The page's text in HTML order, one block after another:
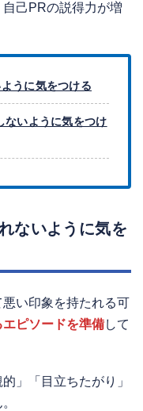
己PRの説得力が増
うに気をつける
ないように気をつけ
ないように気を
い印象を持たれる可
ピソードを準備して
」「目立ちたがり」